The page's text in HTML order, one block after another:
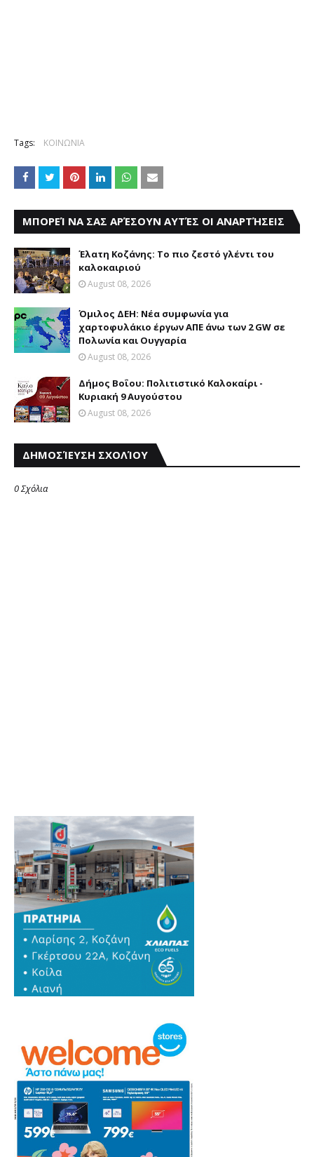
Tags: ΚΟΙΝΩΝΙΑ
ΜΠΟΡΕΊ ΝΑ ΣΑΣ ΑΡΈΣΟΥΝ ΑΥΤΈΣ ΟΙ ΑΝΑΡΤΉΣΕΙΣ
Έλατη Κοζάνης: Το πιο ζεστό γλέντι του
καλοκαιριού
August 08, 2026
Όμιλος ΔΕΗ: Νέα συμφωνία για
χαρτοφυλάκιο έργων ΑΠΕ άνω των 2 GW σε
Πολωνία και Ουγγαρία
August 08, 2026
Δήμος Βοΐου: Πολιτιστικό Καλοκαίρι -
Κυριακή 9 Αυγούστου
August 08, 2026
ΔΗΜΟΣΊΕΥΣΗ ΣΧΟΛΊΟΥ
0 Σχόλια